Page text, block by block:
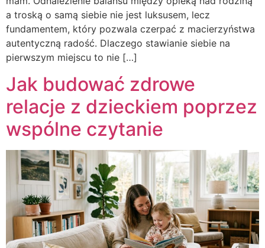
a troską o samą siebie nie jest luksusem, lecz
fundamentem, który pozwala czerpać z macierzyństwa
autentyczną radość. Dlaczego stawianie siebie na
pierwszym miejscu to nie […]
Jak budować zdrowe
relacje z dzieckiem poprzez
wspólne czytanie